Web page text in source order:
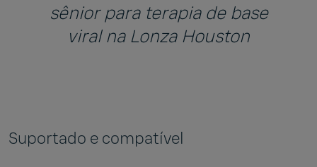
sênior para terapia de base
viral na Lonza Houston
Suportado e compatível